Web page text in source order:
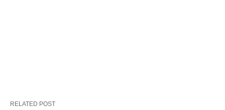
RELATED POST